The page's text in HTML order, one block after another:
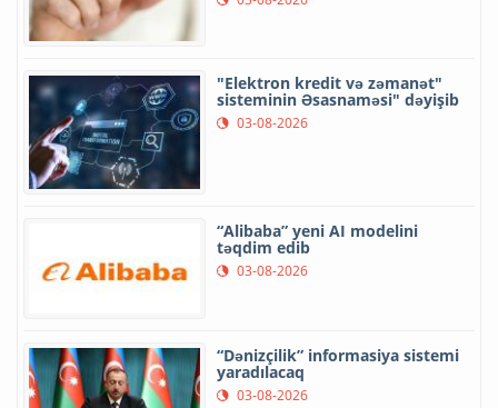
"Elektron kredit və zəmanət"
sisteminin Əsasnaməsi" dəyişib
03-08-2026
“Alibaba” yeni AI modelini
təqdim edib
03-08-2026
“Dənizçilik” informasiya sistemi
yaradılacaq
03-08-2026